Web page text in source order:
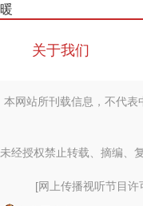
暖
关于我们
本网站所刊载信息，不代
未经授权禁止转载、摘编、
[网上传播视听节目许